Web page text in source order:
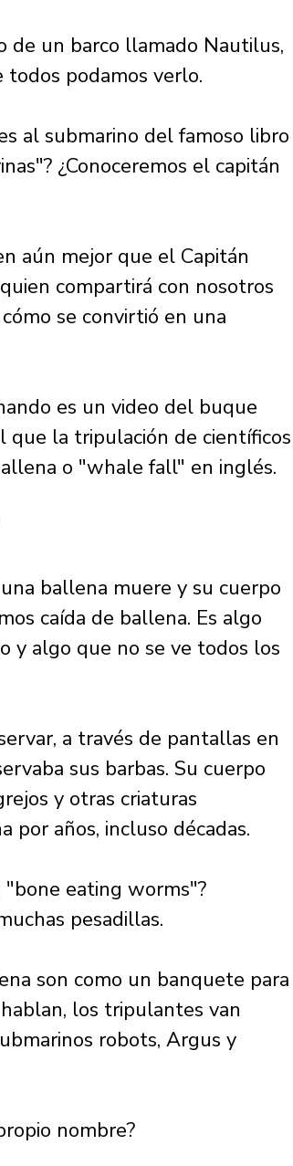
de un barco llamado Nautilus,
podamos verlo.
al submarino del famoso libro
¿Conoceremos el capitán
aún mejor que el Capitán
compartirá con nosotros
se convirtió en una
es un video del buque
la tripulación de científicos
o "whale fall" en inglés.
ballena muere y su cuerpo
caída de ballena. Es algo
y algo que no se ve todos los
a través de pantallas en
sus barbas. Su cuerpo
y otras criaturas
por años, incluso décadas.
"bone eating worms"?
pesadillas.
son como un banquete para
los tripulantes van
robots, Argus y
nombre?